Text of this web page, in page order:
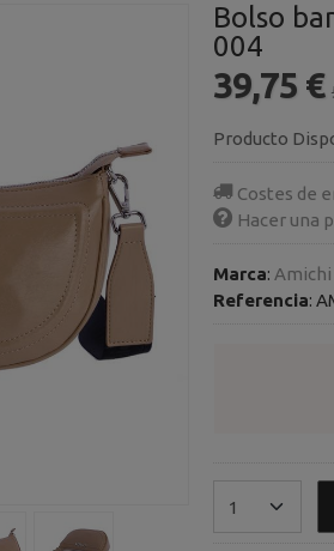
Bolso
004
39,75 €
Producto
Costes de
Hacer una
Marca: Amichi
Referencia: